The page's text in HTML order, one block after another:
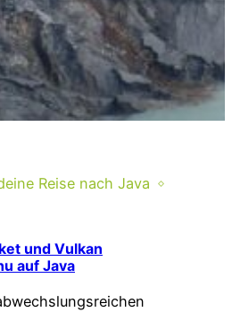
Reise nach Java
und Vulkan
auf Java